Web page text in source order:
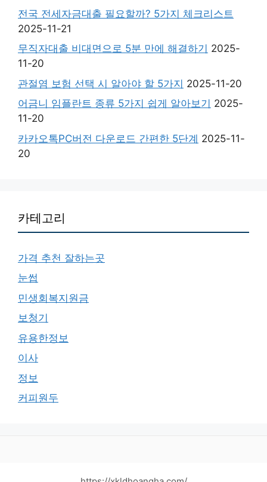
전국 전세자금대출 필요할까? 5가지 체크리스트
2025-11-21
무직자대출 비대면으로 5분 만에 해결하기 2025-
11-20
관절염 보험 선택 시 알아야 할 5가지 2025-11-20
어금니 임플란트 종류 5가지 쉽게 알아보기 2025-
11-20
카카오톡PC버전 다운로드 간편한 5단계 2025-11-
20
카테고리
가격 추천 잘하는곳
눈썹
민생회복지원금
보청기
유용한정보
이사
정보
커피원두